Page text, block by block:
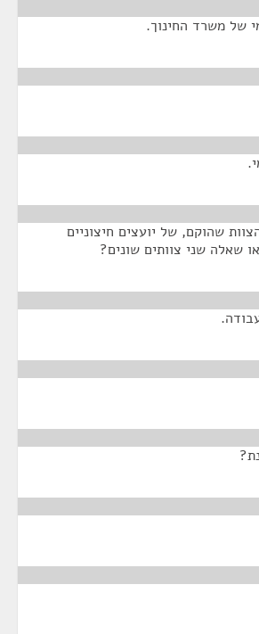
של משרד החינוך.
שהוקם, של יועצים חיצוניים
שאלה שני צוותים שונים?